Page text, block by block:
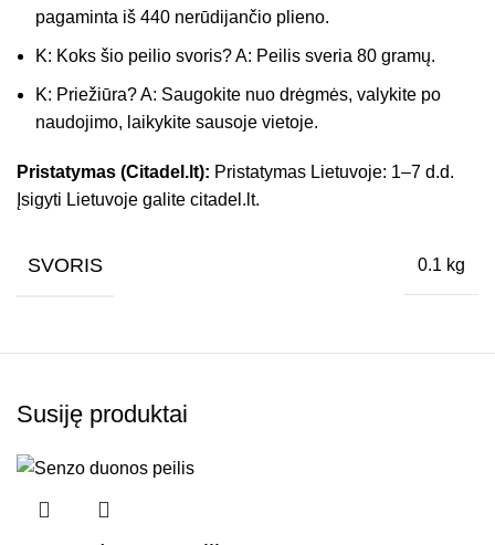
pagaminta iš 440 nerūdijančio plieno.
K: Koks šio peilio svoris? A: Peilis sveria 80 gramų.
K: Priežiūra? A: Saugokite nuo drėgmės, valykite po
naudojimo, laikykite sausoje vietoje.
Pristatymas (Citadel.lt): Pristatymas Lietuvoje: 1–7 d.d.
Įsigyti Lietuvoje galite citadel.lt.
SVORIS 0.1 kg
Susiję produktai